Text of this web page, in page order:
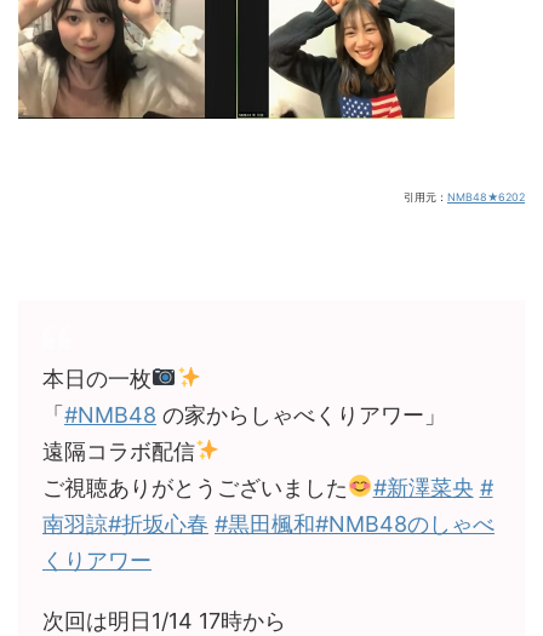
引用元： NMB48★6202
本日の一枚
「#NMB48 の家からしゃべくりアワー」
遠隔コラボ配信
ご視聴ありがとうございました
#新澤菜央 #
南羽諒#折坂心春 #黒田楓和#NMB48のしゃべ
くりアワー
次回は明日1/14 17時から